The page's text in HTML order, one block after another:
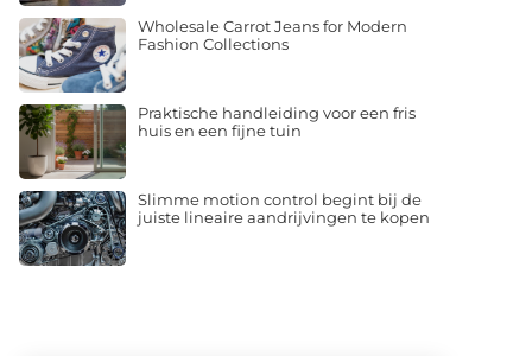
Wholesale Carrot Jeans for Modern
Fashion Collections
Praktische handleiding voor een fris
huis en een fijne tuin
Slimme motion control begint bij de
juiste lineaire aandrijvingen te kopen